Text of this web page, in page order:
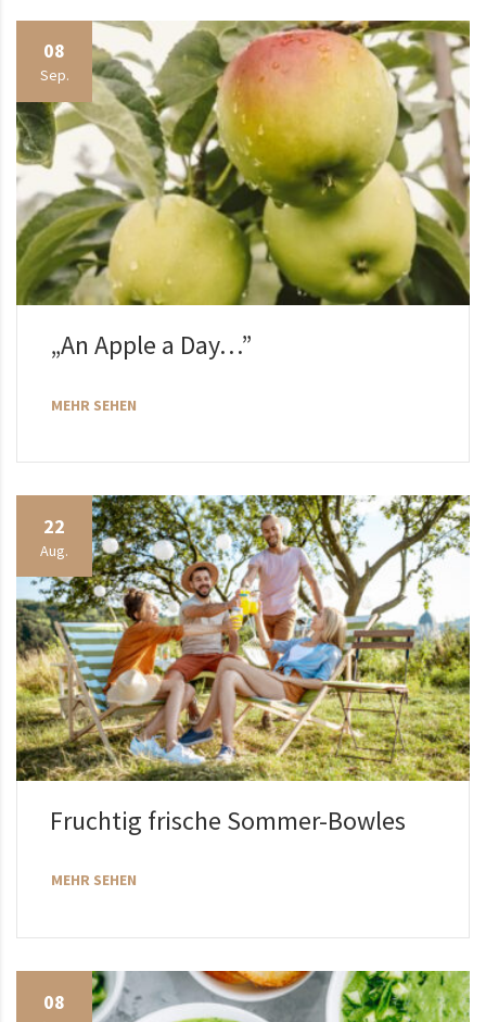
08
Sep.
„An Apple a Day…”
MEHR SEHEN
22
Aug.
Fruchtig frische Sommer-Bowles
MEHR SEHEN
08